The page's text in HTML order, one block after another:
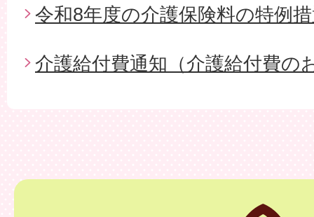
令和8年度の介護保険料の特例
介護給付費通知（介護給付費の